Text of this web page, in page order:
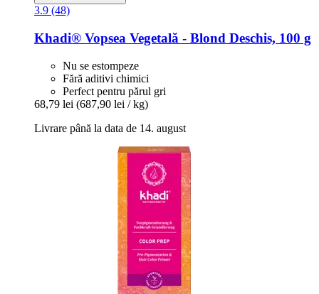
3.9 (48)
Khadi® Vopsea Vegetală -​ Blond Deschis, 100 g
Nu se estompeze
Fără aditivi chimici
Perfect pentru părul gri
68,79 lei (687,90 lei / kg)
Livrare până la data de 14. august